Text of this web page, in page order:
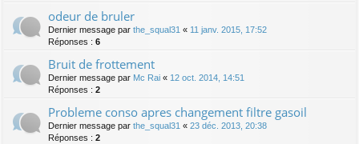
odeur de bruler
Dernier message par the_squal31 « 11 janv. 2015, 17:52
Réponses : 6
Bruit de frottement
Dernier message par Mc Rai « 12 oct. 2014, 14:51
Réponses : 2
Probleme conso apres changement filtre gasoil
Dernier message par the_squal31 « 23 déc. 2013, 20:38
Réponses : 2